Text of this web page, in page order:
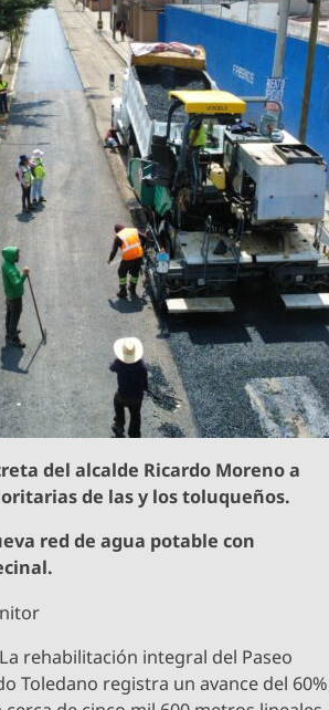
del alcalde Ricardo Moreno a
de las y los toluqueños.
red de agua potable con
rehabilitación integral del Paseo
Toledano registra un avance del